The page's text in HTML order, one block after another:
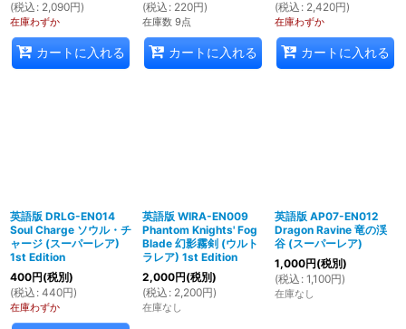
(税込 : 2,090円)
在庫わずか
カートに入れる
(税込 : 220円)
在庫数 9点
カートに入れる
(税込 : 2,420円)
在庫わずか
カートに入れる
英語版 DRLG-EN014
Soul Charge ソウル・チ
ャージ (スーパーレア)
1st Edition
400円(税別)
(税込 : 440円)
在庫わずか
英語版 WIRA-EN009
Phantom Knights' Fog
Blade 幻影霧剣 (ウルト
ラレア) 1st Edition
2,000円(税別)
(税込 : 2,200円)
在庫なし
英語版 AP07-EN012
Dragon Ravine 竜の渓
谷 (スーパーレア)
1,000円(税別)
(税込 : 1,100円)
在庫なし